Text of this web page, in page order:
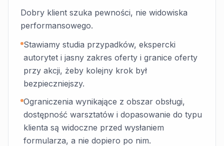
Dobry klient szuka pewności, nie widowiska
performansowego.
Stawiamy studia przypadków, ekspercki
autorytet i jasny zakres oferty i granice oferty
przy akcji, żeby kolejny krok był
bezpieczniejszy.
Ograniczenia wynikające z obszar obsługi,
dostępność warsztatów i dopasowanie do typu
klienta są widoczne przed wysłaniem
formularza, a nie dopiero po nim.